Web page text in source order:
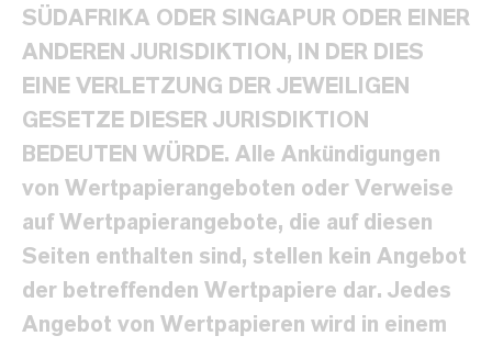
SÜDAFRIKA ODER SINGAPUR ODER EINER
ANDEREN JURISDIKTION, IN DER DIES
EINE VERLETZUNG DER JEWEILIGEN
GESETZE DIESER JURISDIKTION
BEDEUTEN WÜRDE. Alle Ankündigungen
von Wertpapierangeboten oder Verweise
auf Wertpapierangebote, die auf diesen
Seiten enthalten sind, stellen kein Angebot
der betreffenden Wertpapiere dar. Jedes
Angebot von Wertpapieren wird in einem